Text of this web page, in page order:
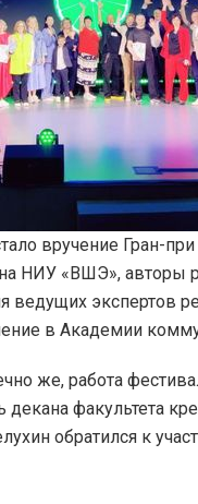
вручение Гран-
НИУ «ВШЭ», авторы
ведущих экспертов
в Академии
же, работа
факультета
обратился к